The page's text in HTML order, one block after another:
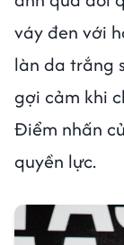
váy đen với
làn da trắng
gợi cảm khi
Điểm nhấn
quyền lực.